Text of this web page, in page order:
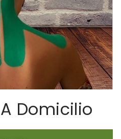
Domicilio